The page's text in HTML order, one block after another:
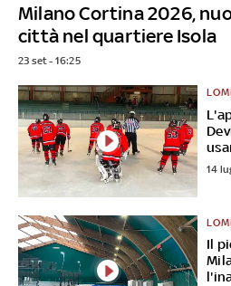
Milano Cortina 2026,
città nel quartiere Isola
23 set - 16:25
14
Il